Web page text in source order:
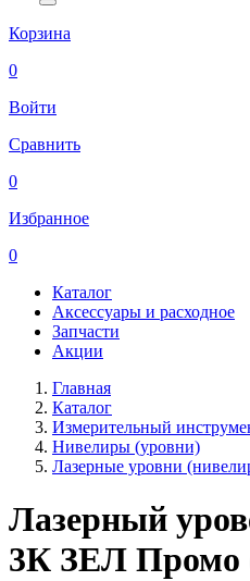
Корзина
0
Войти
Сравнить
0
Избранное
0
Каталог
Аксессуары и расходное
Запчасти
Акции
Главная
Каталог
Измерительный
Нивелиры (уровни)
Лазерные уровни
Лазерный
3К ЗЕЛ Промо